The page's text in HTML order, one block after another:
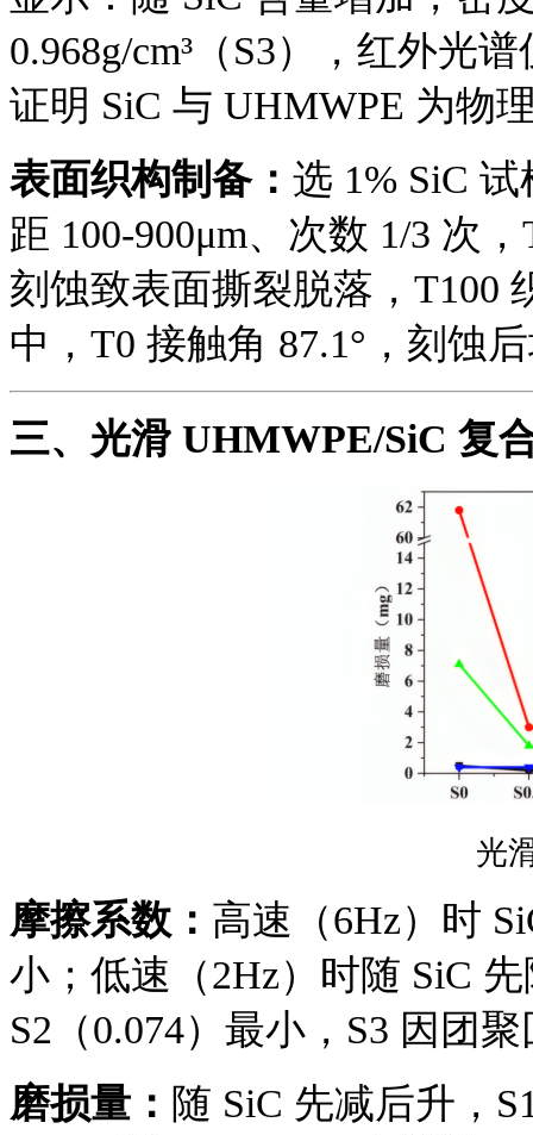
0.968g/cm³（S3），红外光
证明 SiC 与 UHMWPE 为物
表面织构制备： 选 1% SiC
距 100-900μm、次数 1/3 次
刻蚀致表面撕裂脱落，T100
中，T0 接触角 87.1°，刻蚀
三、 光滑 UHMWPE/SiC 复
光
摩擦系数： 高速（6Hz）时
小；低速（2Hz）时随 SiC
S2（0.074）最小，S3 因团
磨损量： 随 SiC 先减后升，